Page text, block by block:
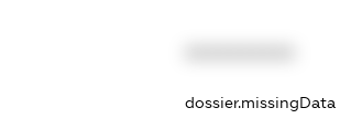
dossier.missingData